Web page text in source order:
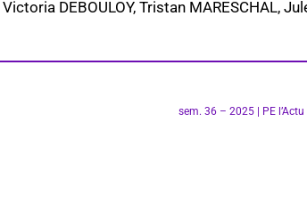
DEBOULOY, Tristan MARESCHAL,
sem. 36 – 2025 | PE